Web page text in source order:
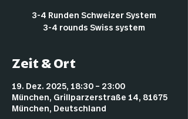
3-4 Runden Schweizer System
3-4 rounds Swiss system
Zeit & Ort
19. Dez. 2025, 18:30 – 23:00
München, Grillparzerstraße 14, 81675
München, Deutschland